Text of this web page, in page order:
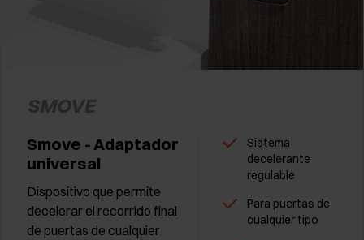
SMOVE
Smove - Adaptador
universal
Dispositivo que permite
decelerar el recorrido final
de puertas de cualquier
Sistema
decelerante
regulable
Para puertas de
cualquier tipo